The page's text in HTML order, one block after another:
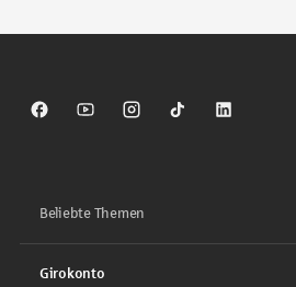
Sparkasse auf Facebook
Sparkasse auf Youtube
Sparkasse auf Instagram
Sparkasse auf
Sparkasse
Beliebte Themen
Girokonto